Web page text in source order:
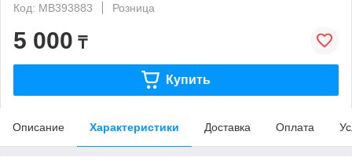
Код: MB393883
Розница
5 000 ₸
Купить
Описание Характеристики Доставка Оплата